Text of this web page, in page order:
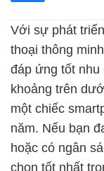
Màn
Thay
Pin
Pin
Thay
Với sự phát
thoại thông
đáp ứng tốt
khoảng trên
một chiếc
năm. Nếu bạn
hoặc có ngân
chọn tốt nhất